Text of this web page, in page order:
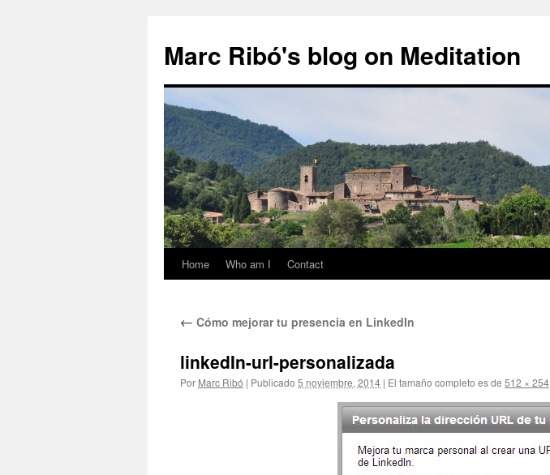
Marc Ribó's blog on Meditation
Saltar
contenido
Home Who am I Contact
← Cómo mejorar tu presencia en LinkedIn
linkedIn-url-personalizada
Por Marc Ribó | Publicado 5 noviembre, 2014 | El tamaño completo es de 512 × 254